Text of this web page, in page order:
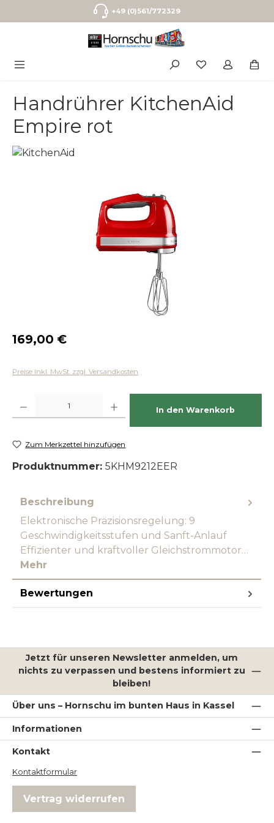
Zum Hauptinhalt springen+49 (0)561/772329
Handrührer KitchenAid
Empire rot
Bildergalerie überspringen
Regulärer Preis:
169,00 €
Preise inkl. MwSt. zzgl. Versandkosten
In den Warenkorb
Zum Merkzettel hinzufügen
Produktnummer: 5KHM9212EER
Beschreibung
Elektronische Präzisionsregelung: 9
Geschwindigkeitsstufen und Sanft-Anlauf
Effizienter und kraftvoller Gleichstrommotor…
Mehr
Bewertungen
Jetzt für unseren Newsletter anmelden, um
nichts zu verpassen und bestens informiert zu
bleiben!
Über uns – Hornschu im bunten Haus in Kassel
Informationen
Kontakt
Kontaktformular
Vertrag widerrufen